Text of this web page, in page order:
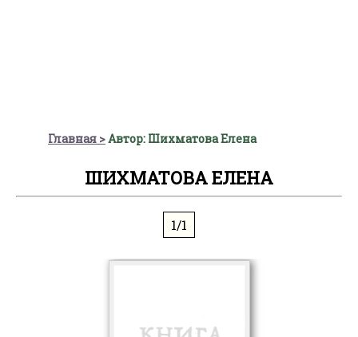
Главная Автор: Шихматова Елена
ШИХМАТОВА ЕЛЕНА
1/1